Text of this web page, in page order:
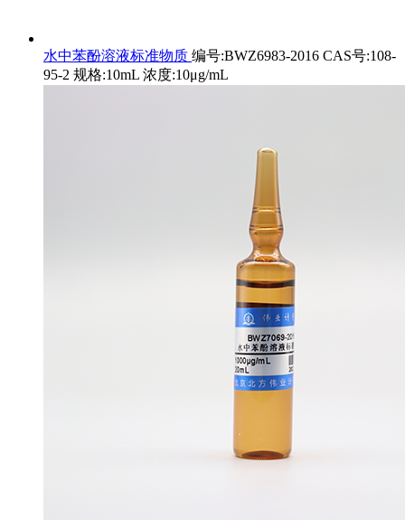
水中苯酚溶液标准物质 编号:BWZ6983-2016 CAS号:108-
95-2 规格:10mL 浓度:10μg/mL